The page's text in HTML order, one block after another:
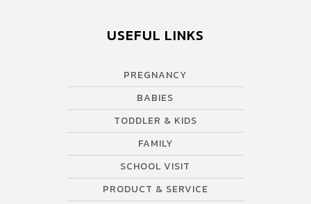
USEFUL LINKS
PREGNANCY
BABIES
TODDLER & KIDS
FAMILY
SCHOOL VISIT
PRODUCT & SERVICE